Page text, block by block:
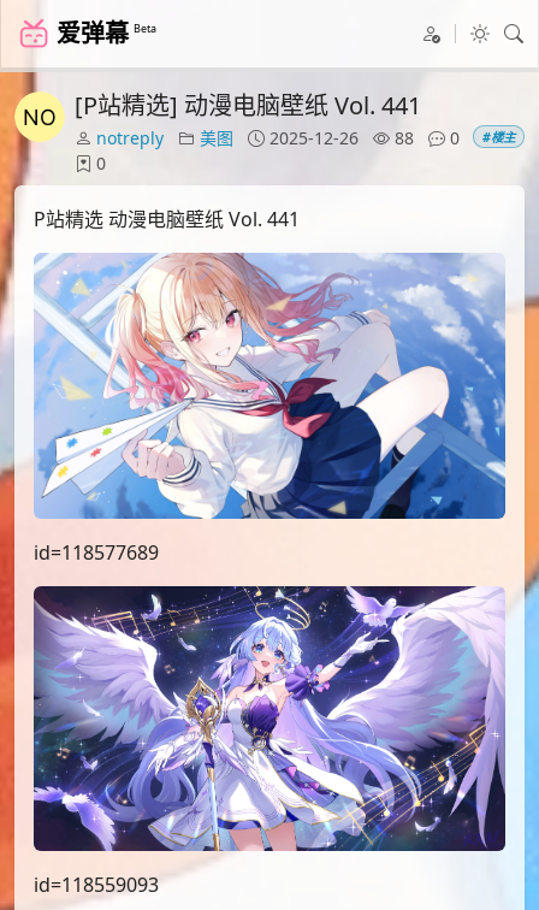
爱弹幕 Beta
[P站精选] 动漫电脑壁纸 Vol. 441
notreply 美图 2025-12-26 88
0
0
#楼主
P站精选 动漫电脑壁纸 Vol. 441
id=118577689
id=118559093